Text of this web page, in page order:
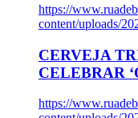
https://
content/uploads/
CERVEJA
CELEBRAR
https://